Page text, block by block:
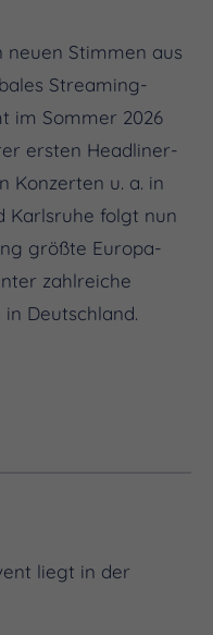
neuen Stimmen aus
Streaming-
im Sommer 2026
ersten Headliner-
Konzerten u. a. in
Karlsruhe folgt nun
größte Europa-
zahlreiche
Deutschland.
Hörer:innen, 1,4
über 2 Millionen
liegt in der